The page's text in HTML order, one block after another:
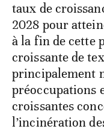
taux de
2028 pour
à la fin de cette
croissante de
principalement
préoccupations
croissantes
l’incinération